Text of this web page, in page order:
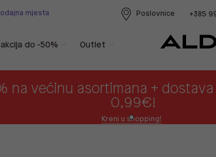
mjesta Poslovnice +385
do -50% Outlet
na većinu asortimana +
0,99€!
Kreni u shopping!